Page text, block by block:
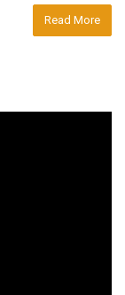
Read More